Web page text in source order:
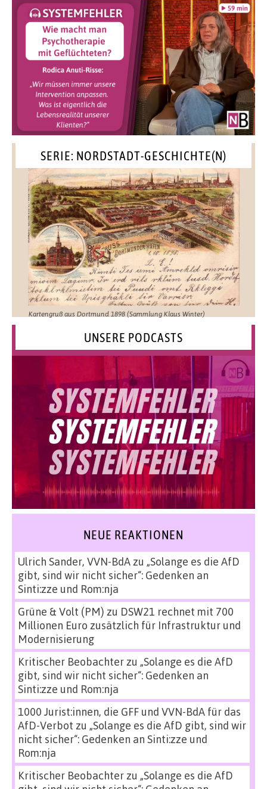
SERIE: NORDSTADT-GESCHICHTE(N)
Kartengruß aus Dortmund 1898 (Sammlung Klaus Winter)
UNSERE PODCASTS
NEUE REAKTIONEN
Ulrich Sander, VVN-BdAzu „Solange es die AfD
gibt, sind wir nicht sicher“: Gedenken an
Sinti:zze und Rom:nja
Grüne & Volt (PM) zu DSW21 rechnet mit 700
Millionen Euro zusätzlich für Infrastruktur und
Modernisierung
Kritischer Beobachterzu „Solange es die AfD
gibt, sind wir nicht sicher“: Gedenken an
Sinti:zze und Rom:nja
1000 Jurist:innen, die GFF und VVN-BdA für das
AfD-Verbot zu „Solange es die AfD gibt, sind wir
nicht sicher“: Gedenken an Sinti:zze und
Rom:nja
Kritischer Beobachterzu „Solange es die AfD